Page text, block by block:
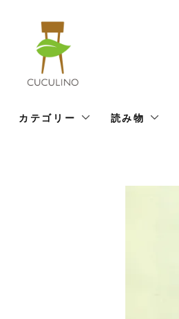
カテゴリー 読み物